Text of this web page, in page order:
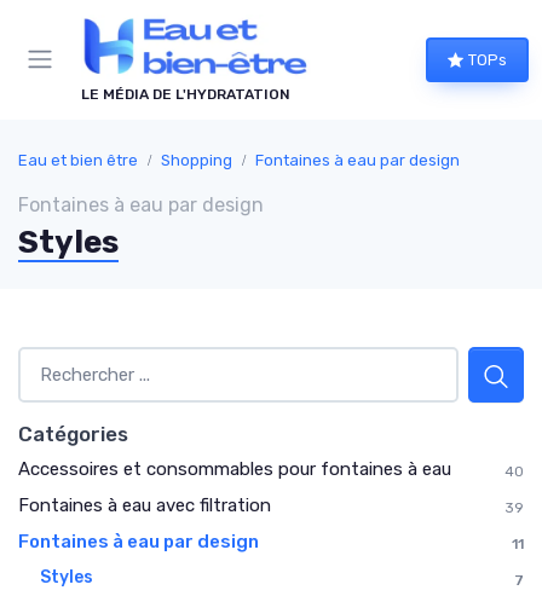
LE MÉDIA DE L'HYDRATATION
TOPs
Eau et bien être Shopping Fontaines à eau par design
Fontaines à eau par design
Styles
Catégories
Accessoires et consommables pour fontaines à eau 40
Fontaines à eau avec filtration 39
Fontaines à eau par design 11
Styles
7
Panneau de gestion des cookies